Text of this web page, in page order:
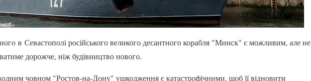
в Севастополі російського великого десантного корабля "Минск" є можливим, але не
дорожче, ніж будівництво нового.
човном "Ростов-на-Дону" ушкодження є катастрофічними, щоб її відновити